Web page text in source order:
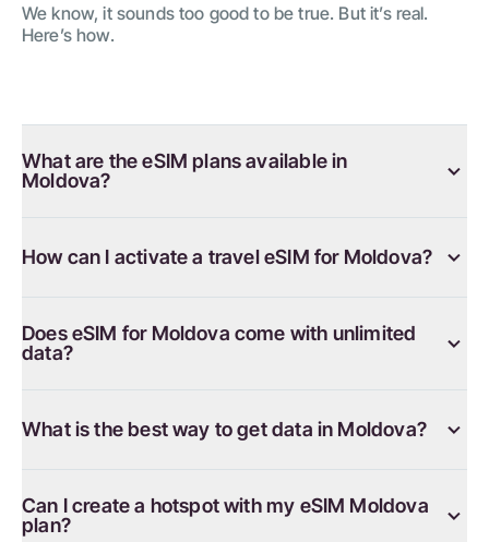
We know, it sounds too good to be true. But it’s real.
Here’s how.
What are the eSIM plans available in
Moldova?
How can I activate a travel eSIM for Moldova?
Does eSIM for Moldova come with unlimited
data?
What is the best way to get data in Moldova?
Can I create a hotspot with my eSIM Moldova
plan?